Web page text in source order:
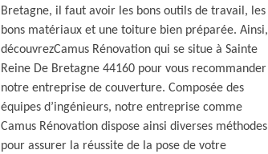
Bretagne, il faut avoir les bons outils de travail, les
bons matériaux et une toiture bien préparée. Ainsi,
découvrezCamus Rénovation qui se situe à Sainte
Reine De Bretagne 44160 pour vous recommander
notre entreprise de couverture. Composée des
équipes d’ingénieurs, notre entreprise comme
Camus Rénovation dispose ainsi diverses méthodes
pour assurer la réussite de la pose de votre